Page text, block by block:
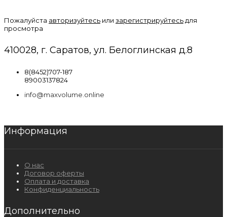
Пожалуйста авторизуйтесь или зарегистрируйтесь для
просмотра
410028, г. Саратов, ул. Белоглинская д.8
8(8452)707-187
89003137824
info@maxvolume.online
Информация
О нас
Договор оферты
Оплата и доставка
Конфиденциальность
Дополнительно